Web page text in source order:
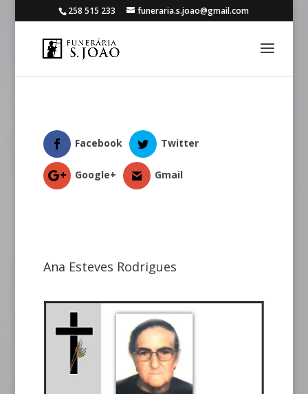
258 515 233 funeraria.s.joao@gmail.com
Facebook Twitter
Google+ Gmail
Ana Esteves Rodrigues